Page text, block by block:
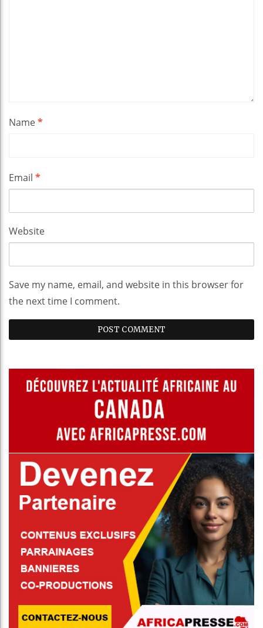
Name*
Email *
Website
Save my name, email, and website in this browser for
the next time I comment.